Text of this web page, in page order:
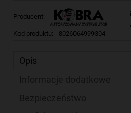
Producent:
Kod produktu: 8026064999304
Opis